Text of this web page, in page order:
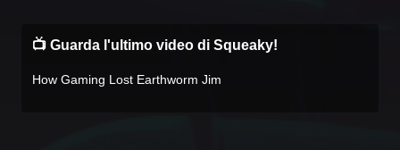
📺 Guarda l'ultimo video di Squeaky!
How Gaming Lost Earthworm Jim